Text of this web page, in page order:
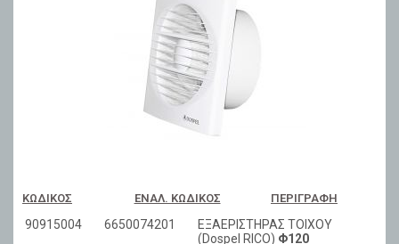
ΚΩΔΙΚΌΣ ΕΝΑΛ. ΚΩΔΙΚΌΣ ΠΕΡΙΓΡΑΦΉ
90915004 6650074201
ΕΞΑΕΡΙΣΤΗΡΑΣ ΤΟΙΧΟΥ
(Dospel RICO) Φ120